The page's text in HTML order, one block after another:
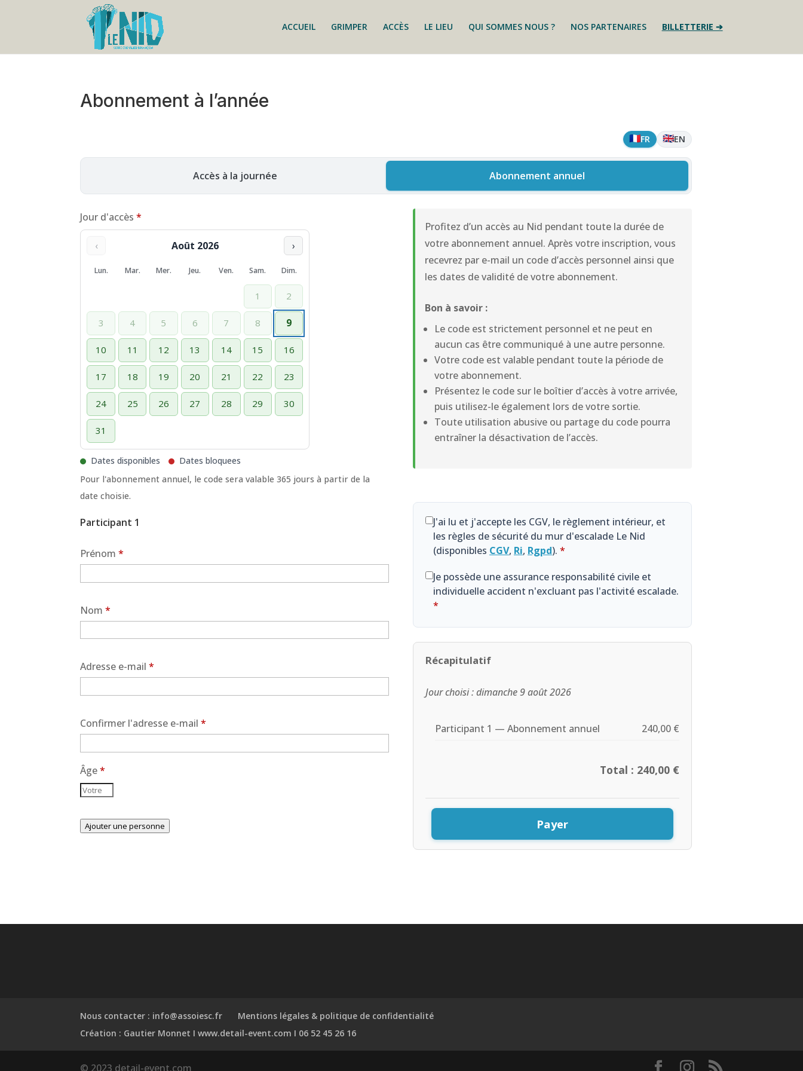
ACCUEIL GRIMPER ACCÈS LE LIEU QUI SOMMES NOUS ? NOS PARTENAIRES BILLETTERIE ➔
Abonnement à l’année
🇫🇷FR 🇬🇧EN
Accès à la journée Abonnement annuel
Profitez d’un accès au Nid pendant toute la durée de
votre abonnement annuel. Après votre inscription, vous
recevrez par e-mail un code d’accès personnel ainsi que
les dates de validité de votre abonnement.
Bon à savoir :
Le code est strictement personnel et ne peut en
aucun cas être communiqué à une autre personne.
Votre code est valable pendant toute la période de
votre abonnement.
Présentez le code sur le boîtier d’accès à votre arrivée,
puis utilisez-le également lors de votre sortie.
Toute utilisation abusive ou partage du code pourra
entraîner la désactivation de l’accès.
Jour d'accès*
‹ Août 2026 ›
Lun. Mar. Mer. Jeu. Ven. Sam. Dim.
1 2
3 4 5 6 7 8 9
10 11 12 13 14 15 16
17 18 19 20 21 22 23
24 25 26 27 28 29 30
31
Dates disponibles
Dates bloquees
Pour l'abonnement annuel, le code sera valable 365 jours à partir de la
date choisie.
Participant 1
Prénom*
Nom*
Adresse e-mail*
Confirmer l'adresse e-mail*
Âge*
Ajouter une personne
J'ai lu et j'accepte les CGV, le règlement intérieur, et
les règles de sécurité du mur d'escalade Le Nid
(disponibles CGV, Ri, Rgpd). *
Je possède une assurance responsabilité civile et
individuelle accident n'excluant pas l'activité escalade.
*
Récapitulatif
Jour choisi : dimanche 9 août 2026
Participant 1 — Abonnement annuel 240,00 €
Total : 240,00 €
Payer
Nous contacter : info@assoiesc.fr
Mentions légales & politique de confidentialité
Création : Gautier Monnet I www.detail-event.com I 06 52 45 26 16
© 2023 detail-event.com